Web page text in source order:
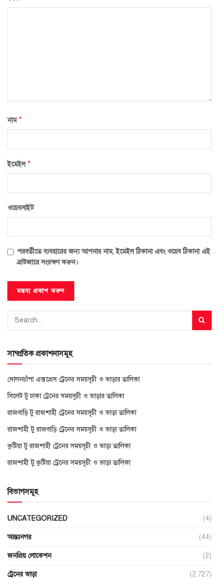
নাম*
ইমেইল*
ওয়েবসাইট
পরবর্তীতে ব্যবহারের জন্য আপনার নাম, ইমেইল ঠিকানা এবং ওয়েব ঠিকানা এই
ব্রাউজারে সংরক্ষণ করুন।
সাম্প্রতিক প্রকাশনাসমূহ
দোলনচাঁপা এক্সপ্রেস ট্রেনের সময়সূচী ও ভাড়ার তালিকা
সিলেট টু ঢাকা ট্রেনের সময়সূচী ও ভাড়ার তালিকা
রাজবাড়ি টু রাজশাহী ট্রেনের সময়সূচী ও ভাড়া তালিকা
রাজশাহী টু রাজবাড়ি ট্রেনের সময়সূচী ও ভাড়া তালিকা
কুষ্টিয়া টু রাজশাহী ট্রেনের সময়সূচী ও ভাড়া তালিকা
রাজশাহী টু কুষ্টিয়া ট্রেনের সময়সূচী ও ভাড়া তালিকা
বিভাগসমূহ
UNCATEGORIZED (4)
আন্তঃনগর (44)
জনপ্রিয় লোকেশন (2)
ট্রেনের ভাড়া (2,727)